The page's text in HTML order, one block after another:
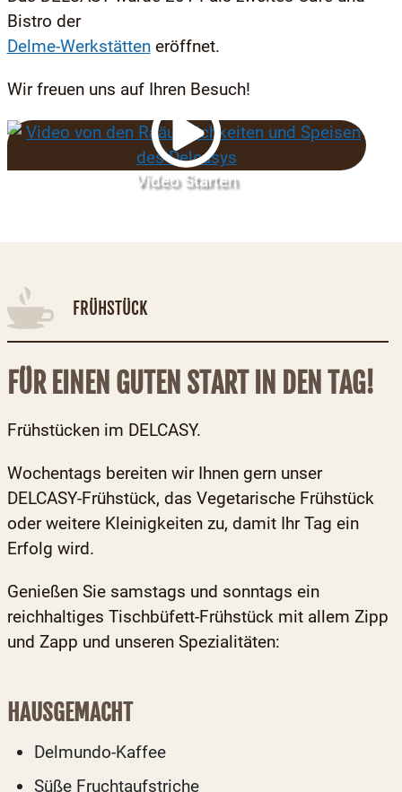
Bistro der
Delme-Werkstätteneröffnet.
Wir freuen uns auf Ihren Besuch!
Video Starten
FRÜHSTÜCK
FÜR EINEN GUTEN START IN DEN TAG!
Frühstücken im DELCASY.
Wochentags bereiten wir Ihnen gern unser
DELCASY-Frühstück, das Vegetarische Frühstück
oder weitere Kleinigkeiten zu, damit Ihr Tag ein
Erfolg wird.
Genießen Sie samstags und sonntags ein
reichhaltiges Tischbüfett-Frühstück mit allem Zipp
und Zapp und unseren Spezialitäten:
HAUSGEMACHT
Delmundo-Kaffee
Süße Fruchtaufstriche